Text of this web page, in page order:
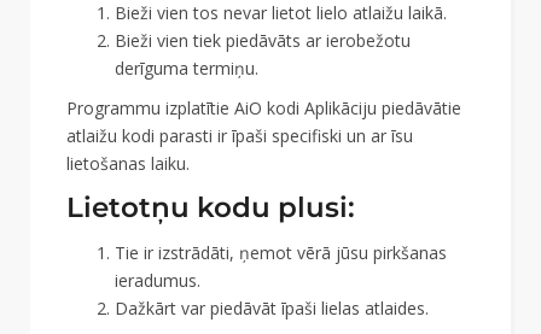
Bieži vien tos nevar lietot lielo atlaižu laikā.
Bieži vien tiek piedāvāts ar ierobežotu
derīguma termiņu.
Programmu izplatītie AiO kodi Aplikāciju piedāvātie
atlaižu kodi parasti ir īpaši specifiski un ar īsu
lietošanas laiku.
Lietotņu kodu plusi:
Tie ir izstrādāti, ņemot vērā jūsu pirkšanas
ieradumus.
Dažkārt var piedāvāt īpaši lielas atlaides.